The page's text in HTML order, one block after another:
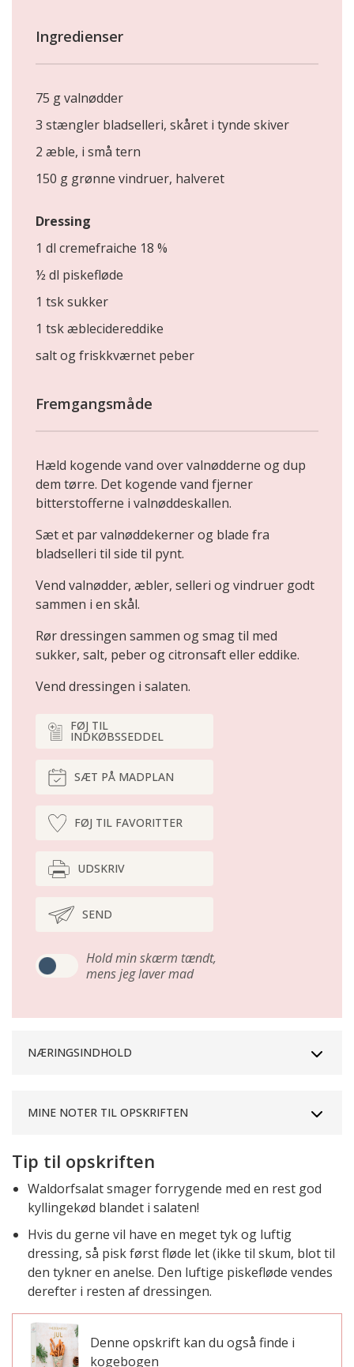
Ingredienser
75 g valnødder
3 stængler bladselleri, skåret i tynde skiver
2 æble, i små tern
150 g grønne vindruer, halveret
Dressing
1 dl cremefraiche 18 %
½ dl piskefløde
1 tsk sukker
1 tsk æblecidereddike
salt og friskkværnet peber
Fremgangsmåde
Hæld kogende vand over valnødderne og dup
dem tørre. Det kogende vand fjerner
bitterstofferne i valnøddeskallen.
Sæt et par valnøddekerner og blade fra
bladselleri til side til pynt.
Vend valnødder, æbler, selleri og vindruer godt
sammen i en skål.
Rør dressingen sammen og smag til med
sukker, salt, peber og citronsaft eller eddike.
Vend dressingen i salaten.
FØJ TIL
INDKØBSSEDDEL
SÆT PÅ MADPLAN
FØJ TIL FAVORITTER
UDSKRIV
SEND
Hold min skærm tændt,
mens jeg laver mad
NÆRINGSINDHOLD
MINE NOTER TIL OPSKRIFTEN
Tip til opskriften
Waldorfsalat smager forrygende med en rest god
kyllingekød blandet i salaten!
Hvis du gerne vil have en meget tyk og luftig
dressing, så pisk først fløde let (ikke til skum, blot til
den tykner en anelse. Den luftige piskefløde vendes
derefter i resten af dressingen.
Denne opskrift kan du også finde i
kogebogen